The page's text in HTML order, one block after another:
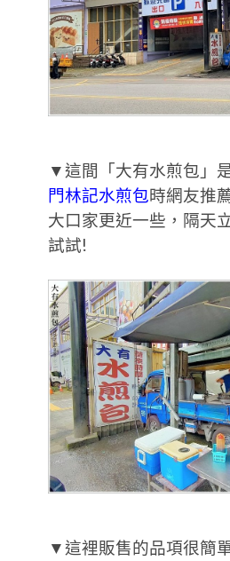
▼這間「大有水煎包」
門林記水煎包時網友推
大口家更近一些，隔天
試試!
▼這裡販售的品項很簡